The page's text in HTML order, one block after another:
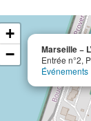
Marseille −
Entrée n°2,
Événements
+
−